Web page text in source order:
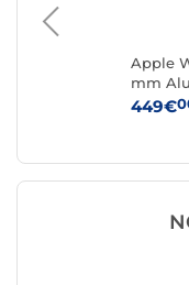
Apple
mm
449€